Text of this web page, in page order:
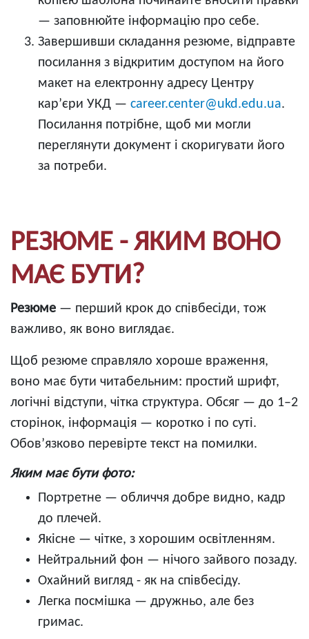
— заповнюйте інформацію про себе.
Завершивши складання резюме, відправте
посилання з відкритим доступом на його
макет на електронну адресу Центру
кар’єри УКД — career.center@ukd.edu.ua.
Посилання потрібне, щоб ми могли
переглянути документ і скоригувати його
за потреби.
РЕЗЮМЕ - ЯКИМ ВОНО
МАЄ БУТИ?
Резюме — перший крок до співбесіди, тож
важливо, як воно виглядає.
Щоб резюме справляло хороше враження,
воно має бути читабельним: простий шрифт,
логічні відступи, чітка структура. Обсяг — до 1–2
сторінок, інформація — коротко і по суті.
Обов’язково перевірте текст на помилки.
Яким має бути фото:
Портретне — обличчя добре видно, кадр
до плечей.
Якісне — чітке, з хорошим освітленням.
Нейтральний фон — нічого зайвого позаду.
Охайний вигляд - як на співбесіду.
Легка посмішка — дружньо, але без
гримас.